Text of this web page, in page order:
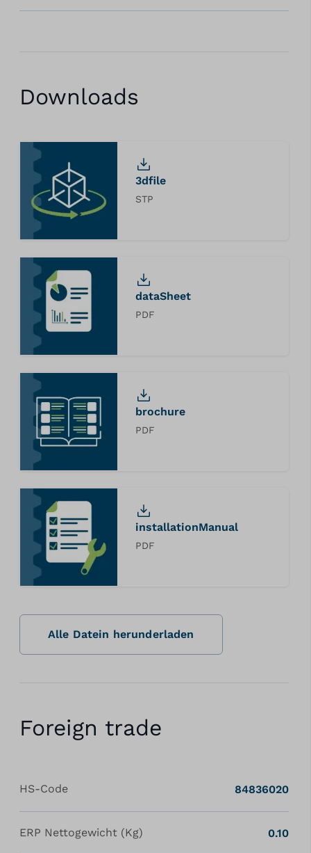
Downloads
3dfile
STP
dataSheet
PDF
brochure
PDF
installationManual
PDF
Alle Datein herunderladen
Foreign trade
HS-Code 84836020
ERP Nettogewicht (Kg) 0.10